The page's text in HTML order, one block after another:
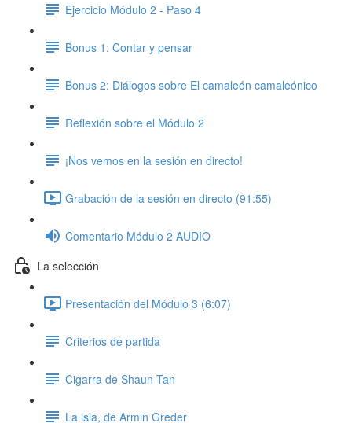
Ejercicio Módulo 2 - Paso 4
Bonus 1: Contar y pensar
Bonus 2: Diálogos sobre El camaleón camaleónico
Reflexión sobre el Módulo 2
¡Nos vemos en la sesión en directo!
Grabación de la sesión en directo (91:55)
Comentario Módulo 2 AUDIO
La selección
Presentación del Módulo 3 (6:07)
Criterios de partida
Cigarra de Shaun Tan
La isla, de Armin Greder